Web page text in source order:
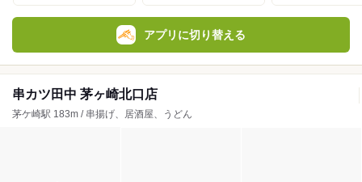
アプリに切り替える
串カツ田中 茅ヶ崎北口店
茅ケ崎駅 183m / 串揚げ、居酒屋、うどん